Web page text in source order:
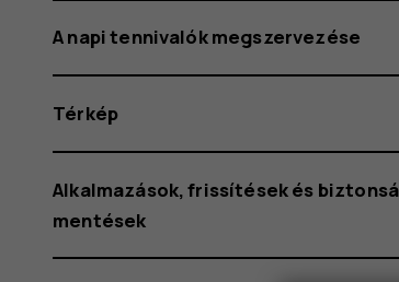
A napi tennivalók megszervezése
Térkép
Alkalmazások, frissítések és
mentések